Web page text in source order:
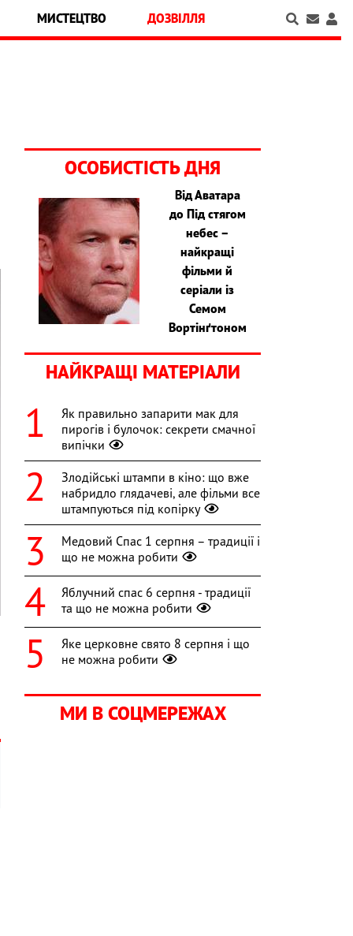
МИСТЕЦТВО ДОЗВІЛЛЯ
ОСОБИСТІСТЬ ДНЯ
Від Аватара
до Під стягом
небес –
найкращі
фільми й
серіали із
Семом
Вортінґтоном
НАЙКРАЩІ МАТЕРІАЛИ
Як правильно запарити мак для
пирогів і булочок: секрети смачної
випічки
Злодійські штампи в кіно: що вже
набридло глядачеві, але фільми все
штампуються під копірку
Медовий Спас 1 серпня – традиції і
що не можна робити
Яблучний спас 6 серпня - традиції
та що не можна робити
Яке церковне свято 8 серпня і що
не можна робити
МИ В СОЦМЕРЕЖАХ